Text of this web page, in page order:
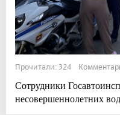
Прочитали: 324
Сотрудники
несовершеннолетних